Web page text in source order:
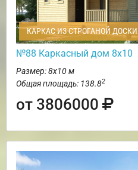
КАРКАС ИЗ СТРОГАНОЙ ДОСКИ
№88 Каркасный дом 8х10
Размер: 8х10 м
Общая площадь: 138.82
от 3806000